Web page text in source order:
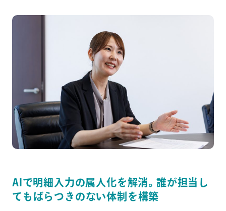
AIで明細入力の属人化を解消。誰が担当し
てもばらつきのない体制を構築